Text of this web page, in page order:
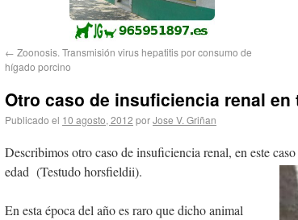
← Zoonosis. Transmisión virus hepatitis por consumo de
hígado porcino
Otro caso de insuficiencia renal en
Publicado el 10 agosto, 2012 porJose V. Griñan
Describimos otro caso de insuficiencia renal, en este
edad (Testudo horsfieldii).
En esta época del año es raro que dicho animal